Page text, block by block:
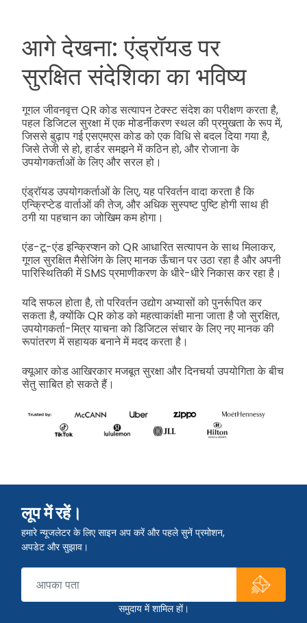
आगे देखना: एंड्रॉयड पर
सुरक्षित संदेशिका का भविष्य
गूगल जीवनवृत्त QR कोड सत्यापन टेक्स्ट संदेश का परीक्षण करता है,
पहल डिजिटल सुरक्षा में एक मोडर्नीकरण स्थल की प्रमुखता के रूप में,
जिससे बुढ़ाप गई एसएमएस कोड को एक विधि से बदल दिया गया है,
जिसे तेजी से हो, हार्डर समझने में कठिन हो, और रोजाना के
उपयोगकर्ताओं के लिए और सरल हो।
एंड्रॉयड उपयोगकर्ताओं के लिए, यह परिवर्तन वादा करता है कि
एन्क्रिप्टेड वार्ताओं की तेज, और अधिक सुस्पष्ट पुष्टि होगी साथ ही
ठगी या पहचान का जोखिम कम होगा।
एंड-टू-एंड इन्क्रिप्शन को QR आधारित सत्यापन के साथ मिलाकर,
गूगल सुरक्षित मैसेजिंग के लिए मानक ऊँचान पर उठा रहा है और अपनी
पारिस्थितिकी में SMS प्रमाणीकरण के धीरे-धीरे निकास कर रहा है।
यदि सफल होता है, तो परिवर्तन उद्योग अभ्यासों को पुनर्रूपित कर
सकता है, क्योंकि QR कोड को महत्वाकांक्षी माना जाता है जो सुरक्षित,
उपयोगकर्ता-मित्र याचना को डिजिटल संचार के लिए नए मानक की
रूपांतरण में सहायक बनाने में मदद करता है।
क्यूआर कोड आखिरकार मजबूत सुरक्षा और दिनचर्या उपयोगिता के बीच
सेतु साबित हो सकते हैं।
लूप में रहें।
हमारे न्यूजलेटर के लिए साइन अप करें और पहले सुनें प्रमोशन,
अपडेट और सुझाव।
समुदाय में शामिल हों।